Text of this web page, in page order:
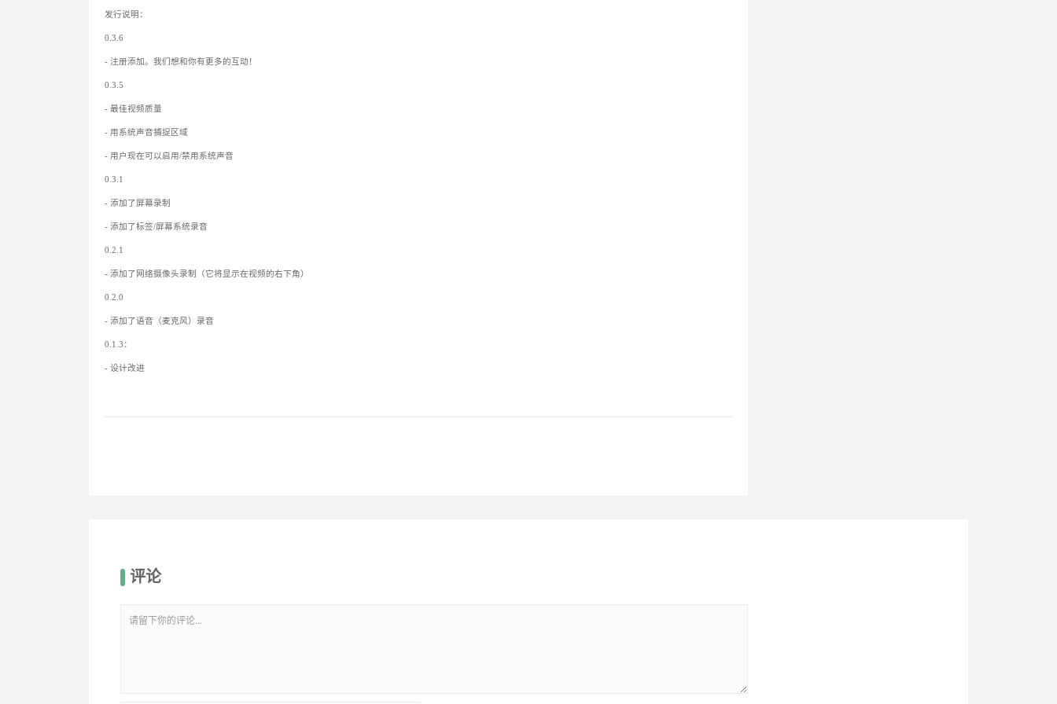
发行说明：
0.3.6
- 注册添加。我们想和你有更多的互动！
0.3.5
- 最佳视频质量
- 用系统声音捕捉区域
- 用户现在可以启用/禁用系统声音
0.3.1
- 添加了屏幕录制
- 添加了标签/屏幕系统录音
0.2.1
- 添加了网络摄像头录制（它将显示在视频的右下角）
0.2.0
- 添加了语音（麦克风）录音
0.1.3：
- 设计改进
评论